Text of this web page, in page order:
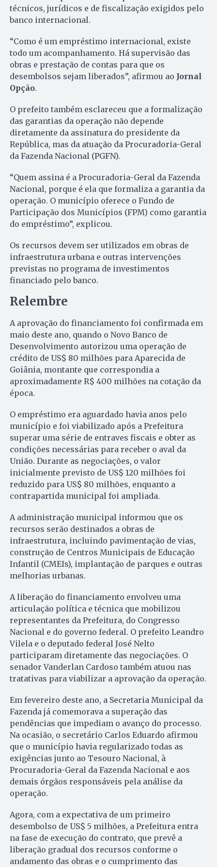
técnicos, jurídicos e de fiscalização exigidos pelo
banco internacional.
“Como é um empréstimo internacional, existe
todo um acompanhamento. Há supervisão das
obras e prestação de contas para que os
desembolsos sejam liberados”, afirmou ao Jornal
Opção.
O prefeito também esclareceu que a formalização
das garantias da operação não depende
diretamente da assinatura do presidente da
República, mas da atuação da Procuradoria-Geral
da Fazenda Nacional (PGFN).
“Quem assina é a Procuradoria-Geral da Fazenda
Nacional, porque é ela que formaliza a garantia da
operação. O município oferece o Fundo de
Participação dos Municípios (FPM) como garantia
do empréstimo”, explicou.
Os recursos devem ser utilizados em obras de
infraestrutura urbana e outras intervenções
previstas no programa de investimentos
financiado pelo banco.
Relembre
A aprovação do financiamento foi confirmada em
maio deste ano, quando o Novo Banco de
Desenvolvimento autorizou uma operação de
crédito de US$ 80 milhões para Aparecida de
Goiânia, montante que correspondia a
aproximadamente R$ 400 milhões na cotação da
época.
O empréstimo era aguardado havia anos pelo
município e foi viabilizado após a Prefeitura
superar uma série de entraves fiscais e obter as
condições necessárias para receber o aval da
União. Durante as negociações, o valor
inicialmente previsto de US$ 120 milhões foi
reduzido para US$ 80 milhões, enquanto a
contrapartida municipal foi ampliada.
A administração municipal informou que os
recursos serão destinados a obras de
infraestrutura, incluindo pavimentação de vias,
construção de Centros Municipais de Educação
Infantil (CMEIs), implantação de parques e outras
melhorias urbanas.
A liberação do financiamento envolveu uma
articulação política e técnica que mobilizou
representantes da Prefeitura, do Congresso
Nacional e do governo federal. O prefeito Leandro
Vilela e o deputado federal José Nelto
participaram diretamente das negociações. O
senador Vanderlan Cardoso também atuou nas
tratativas para viabilizar a aprovação da operação.
Em fevereiro deste ano, a Secretaria Municipal da
Fazenda já comemorava a superação das
pendências que impediam o avanço do processo.
Na ocasião, o secretário Carlos Eduardo afirmou
que o município havia regularizado todas as
exigências junto ao Tesouro Nacional, à
Procuradoria-Geral da Fazenda Nacional e aos
demais órgãos responsáveis pela análise da
operação.
Agora, com a expectativa de um primeiro
desembolso de US$ 5 milhões, a Prefeitura entra
na fase de execução do contrato, que prevê a
liberação gradual dos recursos conforme o
andamento das obras e o cumprimento das